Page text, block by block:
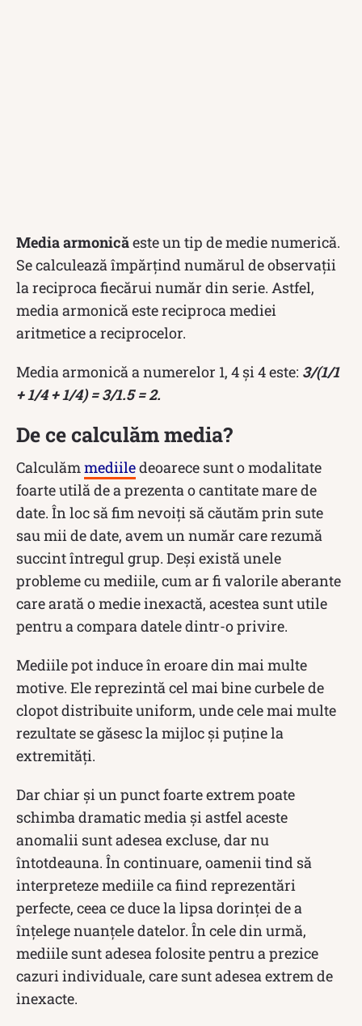
Media armonicăeste un tip de medie numerică.
Se calculează împărțind numărul de observații
la reciproca fiecărui număr din serie. Astfel,
media armonică este reciproca mediei
aritmetice a reciprocelor.
Media armonică a numerelor 1, 4 și 4 este: 3/(1/1
+ 1/4 + 1/4) = 3/1.5 = 2.
De ce calculăm media?
Calculămmediiledeoarece sunt o modalitate
foarte utilă de a prezenta o cantitate mare de
date. În loc să fim nevoiți să căutăm prin sute
sau mii de date, avem un număr care rezumă
succint întregul grup. Deși există unele
probleme cu mediile, cum ar fi valorile aberante
care arată o medie inexactă, acestea sunt utile
pentru a compara datele dintr-o privire.
Mediile pot induce în eroare din mai multe
motive. Ele reprezintă cel mai bine curbele de
clopot distribuite uniform, unde cele mai multe
rezultate se găsesc la mijloc și puține la
extremități.
Dar chiar și un punct foarte extrem poate
schimba dramatic media și astfel aceste
anomalii sunt adesea excluse, dar nu
întotdeauna. În continuare, oamenii tind să
interpreteze mediile ca fiind reprezentări
perfecte, ceea ce duce la lipsa dorinței de a
înțelege nuanțele datelor. În cele din urmă,
mediile sunt adesea folosite pentru a prezice
cazuri individuale, care sunt adesea extrem de
inexacte.